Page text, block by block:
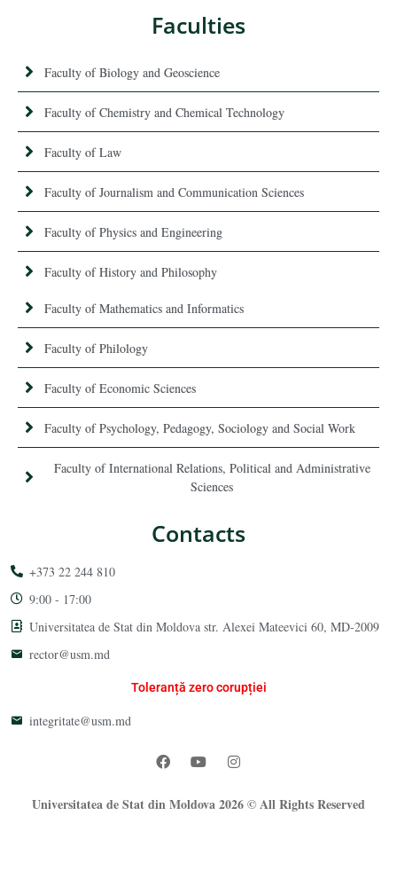
Faculties
Faculty of Biology and Geoscience
Faculty of Chemistry and Chemical Technology
Faculty of Law
Faculty of Journalism and Communication Sciences
Faculty of Physics and Engineering
Faculty of History and Philosophy
Faculty of Mathematics and Informatics
Faculty of Philology
Faculty of Economic Sciences
Faculty of Psychology, Pedagogy, Sociology and Social Work
Faculty of International Relations, Political and Administrative
Sciences
Contacts
+373 22 244 810
9:00 - 17:00
Universitatea de Stat din Moldova str. Alexei Mateevici 60, MD-2009
rector@usm.md
Toleranță zero corupției
integritate@usm.md
Universitatea de Stat din Moldova 2026 © All Rights Reserved